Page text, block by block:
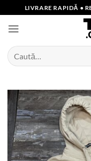
to
content
LIVRARE RAPIDĂ •
Caută
după: